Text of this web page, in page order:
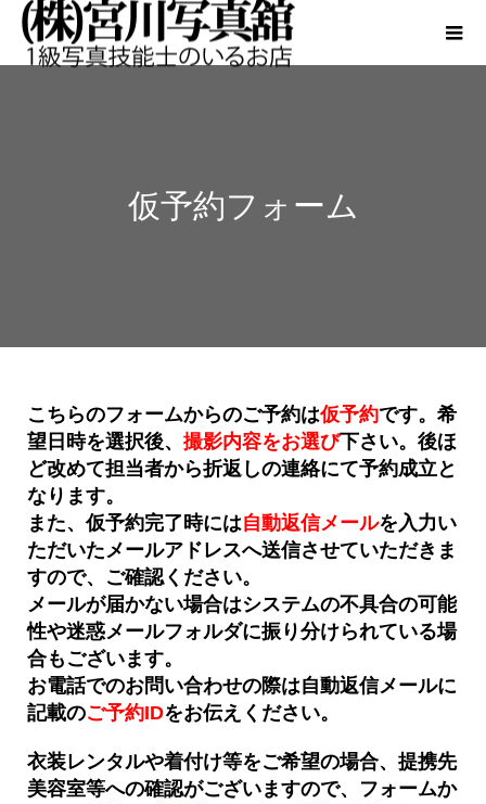
仮予約フォーム
こちらのフォームからのご予約は仮予約です。希
望日時を選択後、 撮影内容をお選び下さい。後ほ
ど改めて担当者から折返しの連絡にて予約成立と
なります。
また、仮予約完了時には自動返信メールを入力い
ただいたメールアドレスへ送信させていただきま
すので、ご確認ください。
メールが届かない場合はシステムの不具合の可能
性や迷惑メールフォルダに振り分けられている場
合もございます。
お電話でのお問い合わせの際は自動返信メールに
記載のご予約IDをお伝えください。
衣装レンタルや着付け等をご希望の場合、提携先
美容室等への確認がございますので、フォームか